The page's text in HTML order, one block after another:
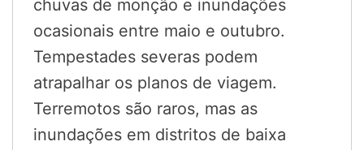
chuvas de monção e inundações
ocasionais entre maio e outubro.
Tempestades severas podem
atrapalhar os planos de viagem.
Terremotos são raros, mas as
inundações em distritos de baixa